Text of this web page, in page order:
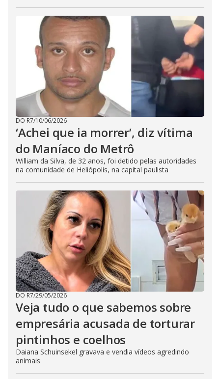
DO R7/10/06/2026
‘Achei que ia morrer’, diz vítima
do Maníaco do Metrô
William da Silva, de 32 anos, foi detido pelas autoridades
na comunidade de Heliópolis, na capital paulista
DO R7/29/05/2026
Veja tudo o que sabemos sobre
empresária acusada de torturar
pintinhos e coelhos
Daiana Schuinsekel gravava e vendia vídeos agredindo
animais